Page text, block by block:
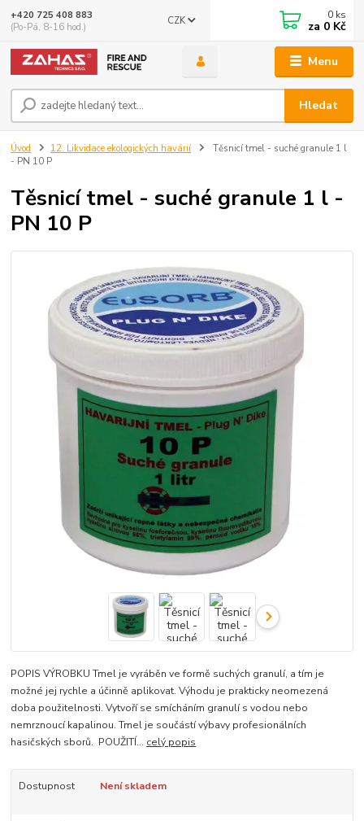
Menu
CZK
Hledat
+420 725 408 883
(Po-Pá, 8-16 hod.)
0 ks
za 0 Kč
Úvod 12. Likvidace ekologických havárií
Těsnicí tmel - suché granule 1 l
- PN 10 P
Těsnicí tmel - suché granule 1 l -
PN 10 P
POPIS VÝROBKU Tmel je vyráběn ve formě suchých granulí, a tím je
možné jej rychle a účinně aplikovat. Výhodu je prakticky neomezená
doba použitelnosti. Vytvoří se smícháním granulí s vodou nebo
nemrznoucí kapalinou. Tmel je součástí výbavy profesionálních
hasičských sborů. POUŽITÍ... celý popis
Dostupnost Není skladem